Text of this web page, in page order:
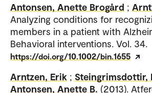
Antonsen, Anette Brogård ;
Analyzing conditions for
members in a patient with
Behavioral interventions. Vol. 34.
https://doi.org/10.1002/bin.1655
Arntzen, Erik ; Steingrimsdottir,
Antonsen, Anette B. (2013).